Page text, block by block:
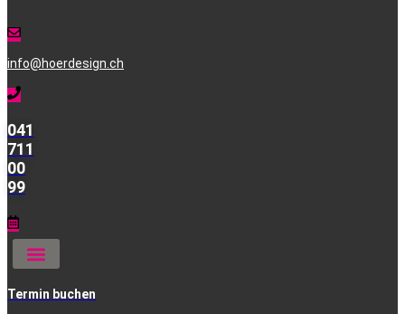
info@hoerdesign.ch
041
711
00
99
Termin buchen